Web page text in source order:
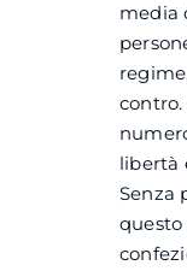
media
libertà
Senza